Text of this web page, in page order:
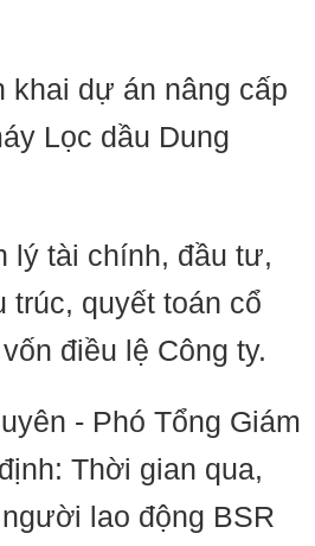
khai dự án nâng cấp
Lọc dầu Dung
lý tài chính, đầu tư,
trúc, quyết toán cổ
điều lệ Công ty.
- Phó Tổng Giám
Thời gian qua,
lao động BSR